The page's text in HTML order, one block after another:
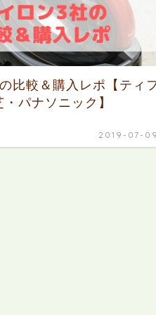
比較＆購入レポ【ティ
パナソニック】
2019-07-